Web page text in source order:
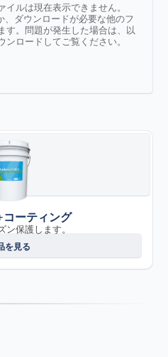
ルは現在表示できません。
、ダウンロードが必要な他のフ
す。問題が発生した場合は、以
ロードしてご覧ください。
ーティング
保護します。
を見る